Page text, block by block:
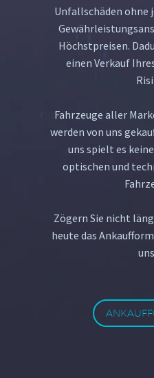
Unfallschäden ohne
Höchstpreisen.
einen Verkauf
Fahrzeuge aller
werden von uns
uns spielt es
optischen und
Zögern Sie nicht
heute das